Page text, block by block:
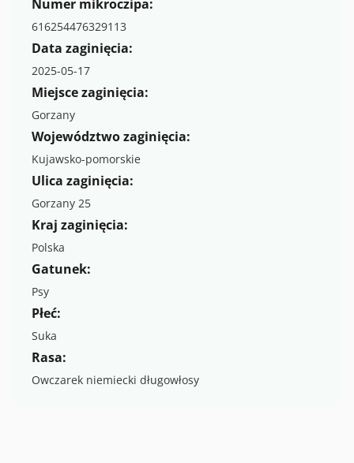
Numer mikroczipa:
616254476329113
Data zaginięcia:
2025-05-17
Miejsce zaginięcia:
Gorzany
Województwo zaginięcia:
Kujawsko-pomorskie
Ulica zaginięcia:
Gorzany 25
Kraj zaginięcia:
Polska
Gatunek:
Psy
Płeć:
Suka
Rasa:
Owczarek niemiecki długowłosy